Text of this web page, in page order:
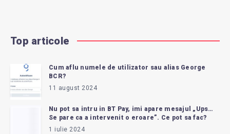
BANCA
SANTANDER
ÎN
SPANIA?
Top articole
Cum aflu numele de utilizator sau alias George
BCR?
11 august 2024
Nu pot sa intru in BT Pay, imi apare mesajul „Ups…
Se pare ca a intervenit o eroare”. Ce pot sa fac?
1 iulie 2024